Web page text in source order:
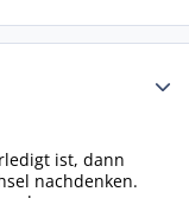
ist, dann
nachdenken.